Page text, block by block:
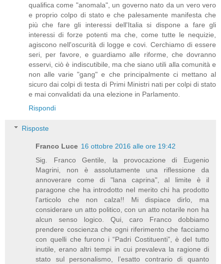
qualifica come "anomala", un governo nato da un vero vero
e proprio colpo di stato e che palesamente manifesta che
più che fare gli interessi dell'Italia si dispone a fare gli
interessi di forze potenti ma che, come tutte le nequizie,
agiscono nell'oscurità di logge e covi. Cerchiamo di essere
seri, per favore, e guardiamo alle riforme, che dovranno
esservi, ciò è indiscutibile, ma che siano utili alla comunità e
non alle varie "gang" e che principalmente ci mettano al
sicuro dai colpi di testa di Primi Ministri nati per colpi di stato
e mai convalidati da una elezione in Parlamento.
Rispondi
Risposte
Franco Luce 16 ottobre 2016 alle ore 19:42
Sig. Franco Gentile, la provocazione di Eugenio
Magrini, non è assolutamente una riflessione da
annoverare come di "lana caprina", al limite è il
paragone che ha introdotto nel merito chi ha prodotto
l'articolo che non calza!! Mi dispiace dirlo, ma
considerare un atto politico, con un atto notarile non ha
alcun senso logico. Qui, caro Franco dobbiamo
prendere coscienza che ogni riferimento che facciamo
con quelli che furono i “Padri Costituenti”, è del tutto
inutile, erano altri tempi in cui prevaleva la ragione di
stato sul personalismo, l’esatto contrario di quanto